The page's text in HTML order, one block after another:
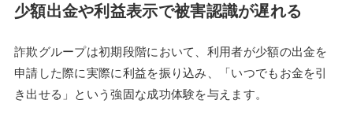
少額出金や利益表示で被害認識が遅れる
詐欺グループは初期段階において、利用者が少額の出金を
申請した際に実際に利益を振り込み、「いつでもお金を引
き出せる」という強固な成功体験を与えます。